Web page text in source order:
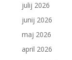
julij 2026
junij 2026
maj 2026
april 2026